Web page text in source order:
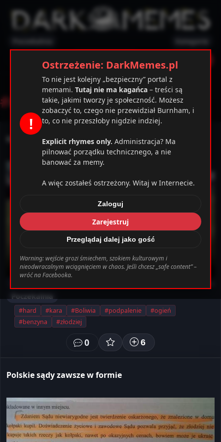
Ostrzeżenie Zarejestruj
163Warning
Ustawienia Wyloguj
# złodziej
Kara dla złodzieja w Boliwii
Poczekalnia
#hard #kara #Boliwia #podpalenie
#ogień
#benzyna
#złodziej
0 6
Polskie sądy zawsze w formie
!
Ostrzeżenie: DarkMemes.pl
To nie jest kolejny „bezpieczny” portal z
memami. Tutaj nie ma kagańca – treści są
takie, jakimi tworzy je społeczność. Możesz
zobaczyć to, czego nie przewidział Burnham, i
to, co nie przeszłoby nigdzie indziej.
Explicit rhymes only. Administracja? Ma
pilnować porządku technicznego, a nie
banować za memy.
A więc zostałeś ostrzeżony. Witaj w Internecie.
Zaloguj
Zarejestruj
Przeglądaj dalej jako gość
Warning: wejście grozi śmiechem, szokiem kulturowym i
nieodwracalnym wciągnięciem w chaos. Jeśli chcesz „safe content” –
wróć na Facebooka.